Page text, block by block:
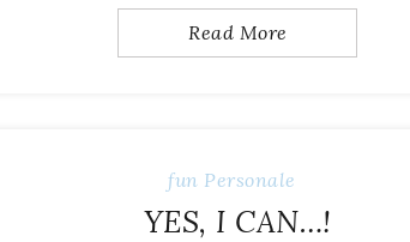
Read More
fun Personale
YES, I CAN…!